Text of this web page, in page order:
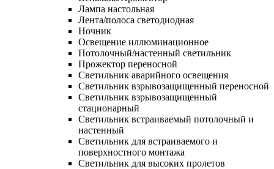
Лампа настольная
Лента/полоса светодиодная
Ночник
Освещение иллюминационное
Потолочный/настенный светильник
Прожектор переносной
Светильник аварийного освещения
Светильник взрывозащищенный переносной
Светильник взрывозащищенный
стационарный
Светильник встраиваемый потолочный и
настенный
Светильник для встраиваемого и
поверхностного монтажа
Светильник для высоких пролетов